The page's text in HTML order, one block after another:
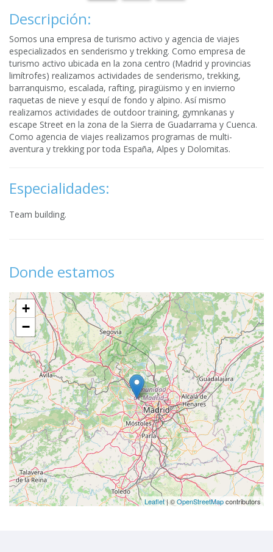
Descripción:
Somos una empresa de turismo activo y agencia de viajes
especializados en senderismo y trekking. Como empresa de
turismo activo ubicada en la zona centro (Madrid y provincias
limítrofes) realizamos actividades de senderismo, trekking,
barranquismo, escalada, rafting, piragüismo y en invierno
raquetas de nieve y esquí de fondo y alpino. Así mismo
realizamos actividades de outdoor training, gymnkanas y
escape Street en la zona de la Sierra de Guadarrama y Cuenca.
Como agencia de viajes realizamos programas de multi-
aventura y trekking por toda España, Alpes y Dolomitas.
Especialidades:
Team building.
Donde estamos
+
−
Leaflet| ©OpenStreetMapcontributors